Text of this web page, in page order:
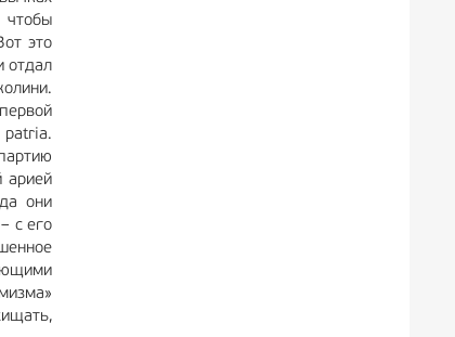
чтобы
это
отдал
patria.
арией
они
с его